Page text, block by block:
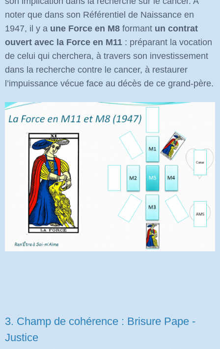
noter que dans son Référentiel de Naissance en
1947, il y a une Force en M8 formant un contrat
ouvert avec la Force en M11 : préparant la vocation
de celui qui cherchera, à travers son investissement
dans la recherche contre le cancer, à restaurer
l’impuissance vécue face au décès de ce grand-père.
3. Champ de cohérence : Brisure Pape -
Justice